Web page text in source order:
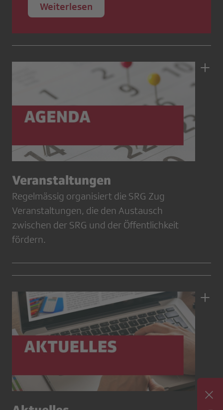
Weiterlesen
Veranstaltungen
Regelmässig organisiert die SRG Zug
Veranstaltungen, die den Austausch
zwischen der SRG und der Öffentlichkeit
fördern.